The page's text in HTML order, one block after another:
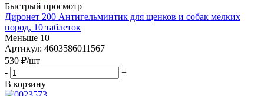
Быстрый просмотр
Диронет 200 Антигельминтик для щенков и собак мелких
пород, 10 таблеток
Меньше 10
Артикул: 4603586011567
530 ₽/шт
-
+
В корзину